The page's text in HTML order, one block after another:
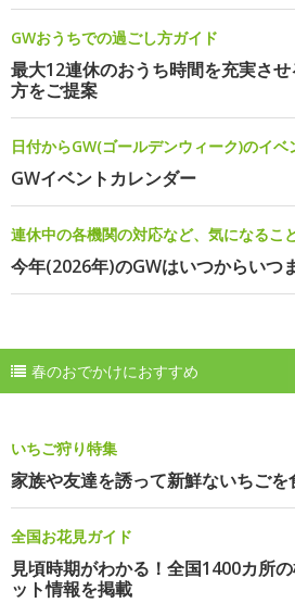
GWおうちでの過ごし方ガイド
最大12連休のおうち時間を充実さ
方をご提案
日付からGW(ゴールデンウィーク)のイベ
GWイベントカレンダー
連休中の各機関の対応など、気になるこ
今年(2026年)のGWはいつからいつ
春のおでかけにおすすめ
いちご狩り特集
家族や友達を誘って新鮮ないちごを
全国お花見ガイド
見頃時期がわかる！全国1400カ所
ット情報を掲載